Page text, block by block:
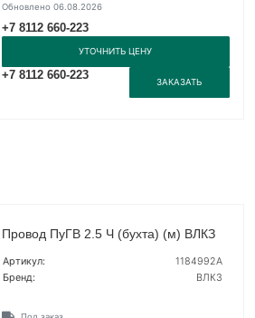
Обновлено 06.08.2026
+7 8112 660-223
УТОЧНИТЬ ЦЕНУ
+7 8112 660-223
ЗАКАЗАТЬ
Провод ПуГВ 2.5 Ч (бухта) (м) ВЛКЗ
Артикул:
1184992А
Бренд:
ВЛКЗ